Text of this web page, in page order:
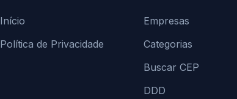
Início
Política de Privacidade
Empresas
Categorias
Buscar CEP
DDD